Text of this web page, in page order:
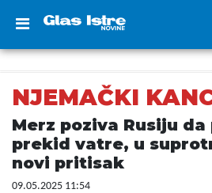
NJEMAČKI
Merz poziva Rusiju
prekid vatre, u
novi pritisak
09.05.2025 11:54